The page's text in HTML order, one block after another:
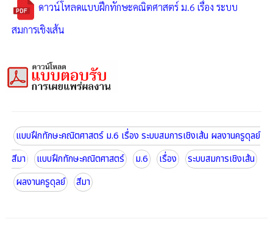
ดาวน์โหลดแบบฝึกทักษะคณิตศาสตร์ ม.6 เรื่อง ระบบ
สมการเชิงเส้น
แบบฝึกทักษะคณิตศาสตร์ ม.6 เรื่อง ระบบสมการเชิงเส้น ผลงานครูดุลย์
สีมา
แบบฝึกทักษะคณิตศาสตร์ ม.6 เรื่อง
ระบบสมการเชิงเส้น
ผลงานครูดุลย์
สีมา